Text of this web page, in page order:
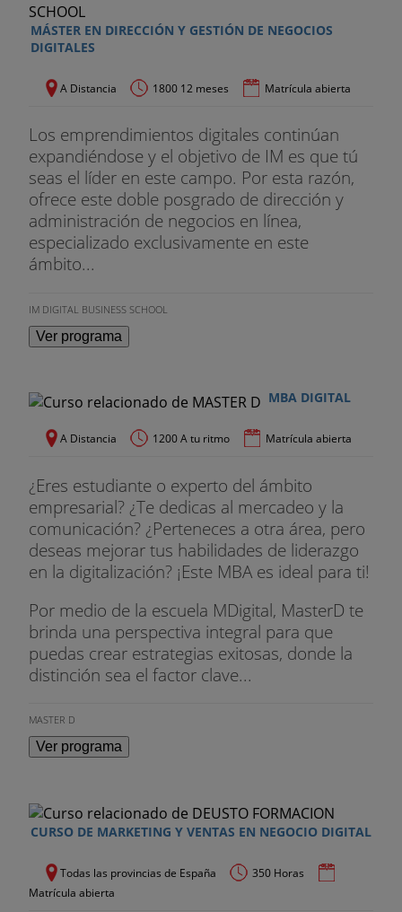
Autoconocimiento e identificación de nuestro
target. Planificación de una campaña de personal
branding. Desarrollo de la marca personal y la
reputación digital. Gestión de relaciones en redes.
eputación online
Gestión de la reputación online. La gestión de las
interacciones en la comunidad. Monitorización y
analítica. Herramientas. La huella digital. Cómo
eliminarla. Gestión de crisis 2.0. Diseño y
planificación de un Plan de reputación online.
E-Commerce
Fundamentos del e-commerce. Modelos de
B2C,B2B2C). La tienda. Diseño y usabilidad.
Fidelización. Medios de pago.
internet.
La fidelización en internet como estrategia.
Herramientas para la fidelización. El servicio post-
venta en internet. Gestión interna o
externalización. Canales de comunicación CRM.
Integración con la tienda online.
Project Management
Introducción a la gestión de proyectos. Procesos
de dirección de proyectos.
Áreas de conocimiento. Dirección de la integración.
Dirección de plazos. Dirección de costes. Dirección
de calidad. Dirección de RRHH. Dirección de
compras
MÁSTER EN DIRECCIÓN Y GESTIÓN DE NEGOCIOS
DIGITALES
A Distancia 1800 12 meses Matrícula abierta
Los emprendimientos digitales continúan
expandiéndose y el objetivo de IM es que tú
seas el líder en este campo. Por esta razón,
ofrece este doble posgrado de dirección y
administración de negocios en línea,
especializado exclusivamente en este
ámbito...
IM DIGITAL BUSINESS SCHOOL
Ver programa
MBA DIGITAL
A Distancia 1200 A tu ritmo Matrícula abierta
¿Eres estudiante o experto del ámbito
empresarial? ¿Te dedicas al mercadeo y la
comunicación? ¿Perteneces a otra área, pero
deseas mejorar tus habilidades de liderazgo
en la digitalización? ¡Este MBA es ideal para ti!
Por medio de la escuela MDigital, MasterD te
brinda una perspectiva integral para que
puedas crear estrategias exitosas, donde la
distinción sea el factor clave...
MASTER D
Ver programa
CURSO DE MARKETING Y VENTAS EN NEGOCIO DIGITAL
Todas las provincias de España
350 Horas
Matrícula abierta